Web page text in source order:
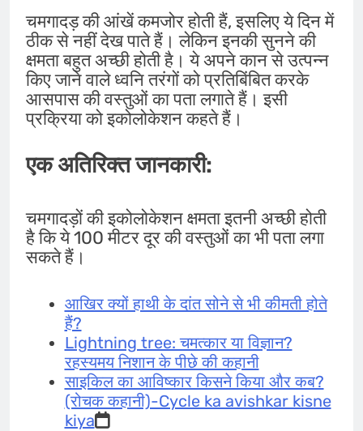
चमगादड़ की आंखें कमजोर होती हैं, इसलिए ये दिन में
ठीक से नहीं देख पाते हैं। लेकिन इनकी सुनने की
क्षमता बहुत अच्छी होती है। ये अपने कान से उत्पन्न
किए जाने वाले ध्वनि तरंगों को प्रतिबिंबित करके
आसपास की वस्तुओं का पता लगाते हैं। इसी
प्रक्रिया को इकोलोकेशन कहते हैं।
एक अतिरिक्त जानकारी:
चमगादड़ों की इकोलोकेशन क्षमता इतनी अच्छी होती
है कि ये 100 मीटर दूर की वस्तुओं का भी पता लगा
सकते हैं।
आखिर क्यों हाथी के दांत सोने से भी कीमती होते
हैं?
Lightning tree: चमत्कार या विज्ञान?
रहस्यमय निशान के पीछे की कहानी
साइकिल का आविष्कार किसने किया और कब?
(रोचक कहानी)-Cycle ka avishkar kisne
kiya